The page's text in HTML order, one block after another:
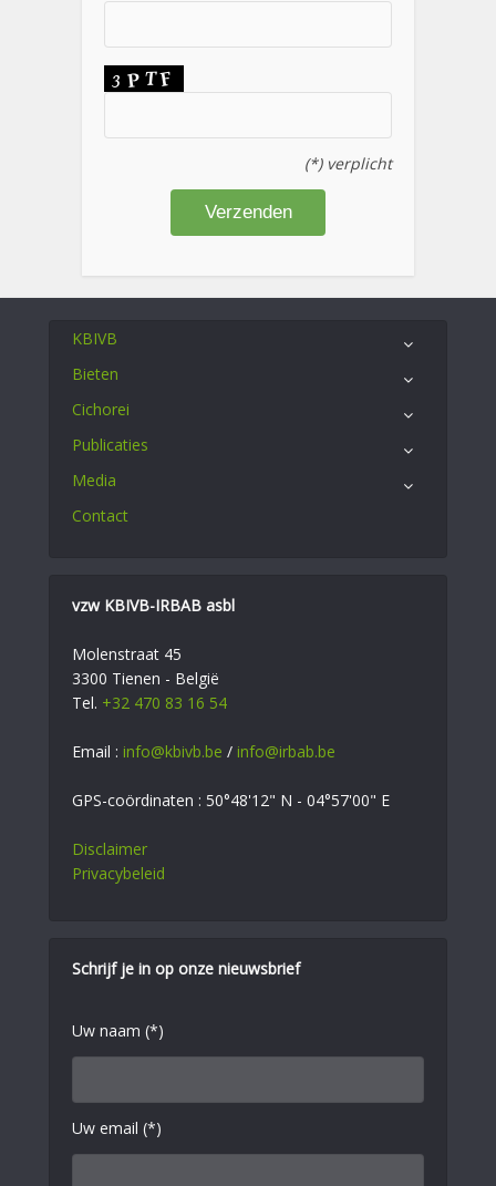
(*) verplicht
KBIVB
Bieten
Cichorei
Publicaties
Media
Contact
vzw KBIVB-IRBAB asbl
Molenstraat 45
3300 Tienen - België
Tel. +32 470 83 16 54
Email : info@kbivb.be / info@irbab.be
GPS-coördinaten : 50°48'12" N - 04°57'00" E
Disclaimer
Privacybeleid
Schrijf je in op onze nieuwsbrief
Uw naam (*)
Uw email (*)